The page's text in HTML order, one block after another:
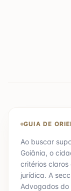
GUIA DE
Ao buscar
Goiânia, o
critérios
jurídica. A
Advogados do